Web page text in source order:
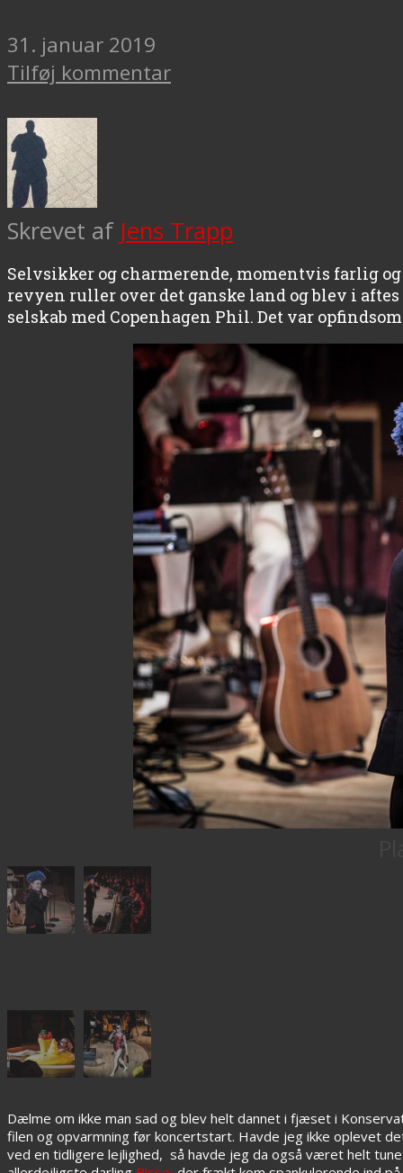
31. januar 2019
Tilføj kommentar
Skrevet af Jens Trapp
Selvsikker og charmerende, momentvis farlig
revyen ruller over det ganske land og blev i
selskab med Copenhagen Phil. Det var
Dælme om ikke man sad og blev helt dannet i fjæset i
filen og opvarmning før koncertstart. Havde jeg ikke oplevet
ved en tidligere lejlighed, så havde jeg da også været helt